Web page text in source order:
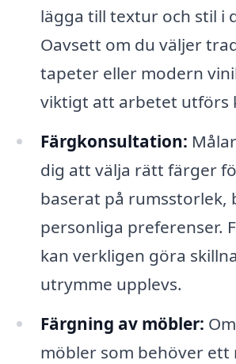
lägga till textur och stil i
Oavsett om du väljer
tapeter eller modern
viktigt att arbetet utförs
Färgkonsultation:
dig att välja rätt färger
baserat på rumsstorlek,
personliga preferenser.
kan verkligen göra
utrymme upplevs.
Färgning av möbler:
möbler som behöver ett